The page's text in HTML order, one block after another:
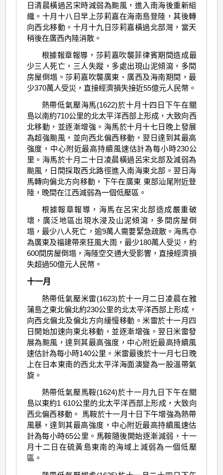
日清晨橫過呂宋時減弱為颱風，進入南海後重新組
織。十月十八日早上莎莉嘉在海南島登陸，其後轉
向西北移動。十月十九日莎莉嘉橫過北部灣，當天
稍後在廣西內陸消散。
根據報章報導，莎莉嘉吹襲菲律賓期間造成最
少三人死亡，三人失蹤，多處出現山泥傾瀉，多間
房屋倒塌。莎莉嘉吹襲廣東、廣西及海南期間，最
少370萬人受災，直接經濟損失接近55億元人民幣。
熱帶低氣壓海馬(1622)於十月十四日下午在關
島以南約710公里的北太平洋西部上形成，大致向西
北移動，並逐漸增強。海馬於十月十七日晚上發展
為超強颱風，並向西北偏西移動，翌日達到其最高
強度，中心附近最高持續風速估計為每小時230公
里。海馬於十月二十日凌晨橫過呂宋北部及減弱為
颱風，日間採取西北路徑進入南海東北部。翌日海
馬轉向偏北方向移動，下午在廣東 東部汕尾附近登
陸，晚間在江西減弱為一個低壓區。
根據報章報導，海馬在呂宋北部造成嚴重破
壞，廣泛地區出現水浸及山泥傾瀉，多間房屋倒
塌，最少八人死亡，逾9萬人需要緊急疏散。海馬亦
為廣東及福建帶來狂風大雨，最少180萬人受災，約
600間房屋倒塌，海陸空交通大受影響，直接經濟損
失超過50億元人民幣。
十一月
熱帶低氣壓米雷(1623)於十一月二日凌晨在雅
蒲島之東北偏北約230公里的北太平洋西部上形成，
向西北偏北及偏北方向緩慢移動。米雷於十一月四
日開始加速向東北移動，並逐漸增強。翌日米雷發
展為颱風，達到其最高強度，中心附近最高持續風
速估計為每小時140公里。米雷最後於十一月七日晚
上在日本東南的西北太平洋海面演變為一股溫帶氣
旋。
熱帶低氣壓馬鞍(1624)於十一月九日下午在關
島以東約1 610公里的北太平洋西部上形成，大致向
西北偏西移動。 馬鞍於十一月十日下午增強為熱帶
風暴，達到其最高強度，中心附近最高持續風速估
計為每小時65公里。馬鞍隨後開始逐漸減弱，十一
月十二日在硫黃島東南的海域上減弱為一個低壓
區。